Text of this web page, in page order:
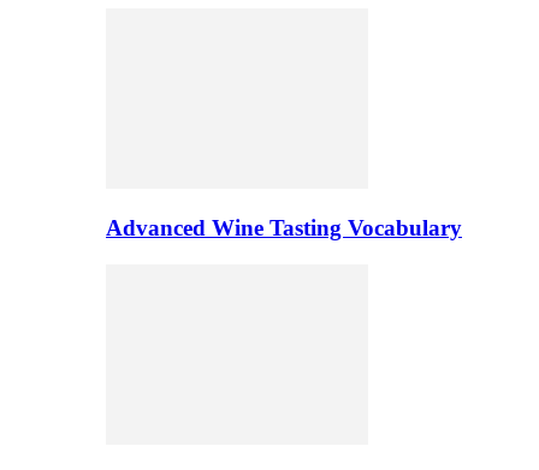
Advanced Wine Tasting Vocabulary